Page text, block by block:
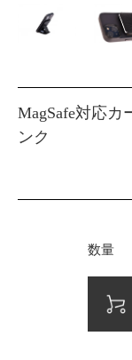
MagSafe対応
ンク
数量